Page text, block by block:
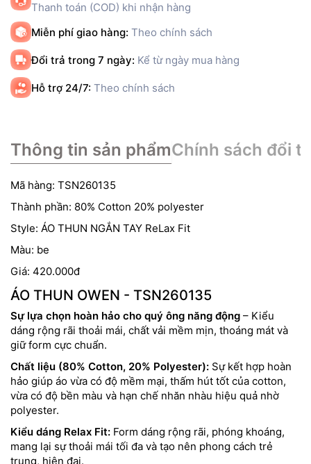
Thanh toán (COD) khi nhận hàng
Miễn phí giao hàng: Theo chính sách
Đổi trả trong 7 ngày: Kể từ ngày mua hàng
Hỗ trợ 24/7: Theo chính sách
Thông tin sản phẩmChính sách đổi
Mã hàng: TSN260135
Thành phần: 80% Cotton 20% polyester
Style: ÁO THUN NGẮN TAY ReLax Fit
Màu: be
Giá: 420.000đ
ÁO THUN OWEN - TSN260135
Sự lựa chọn hoàn hảo cho quý ông năng động – Kiểu
dáng rộng rãi thoải mái, chất vải mềm mịn, thoáng mát và
giữ form cực chuẩn.
Chất liệu (80% Cotton, 20% Polyester): Sự kết hợp hoàn
hảo giúp áo vừa có độ mềm mại, thấm hút tốt của cotton,
vừa có độ bền màu và hạn chế nhăn nhàu hiệu quả nhờ
polyester.
Kiểu dáng Relax Fit: Form dáng rộng rãi, phóng khoáng,
mang lại sự thoải mái tối đa và tạo nên phong cách trẻ
trung, hiện đại.